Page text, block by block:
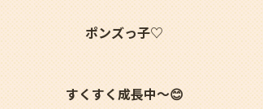
ポンズっ子♡
すくすく成長中～😊